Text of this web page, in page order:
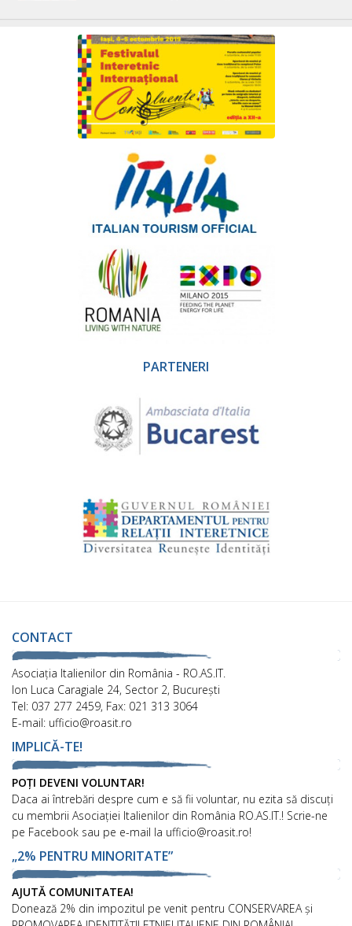
PARTENERI
CONTACT
Asociaţia Italienilor din România - RO.AS.IT.
Ion Luca Caragiale 24, Sector 2, București
Tel: 037 277 2459, Fax: 021 313 3064
E-mail: ufficio@roasit.ro
IMPLICĂ-TE!
POȚI DEVENI VOLUNTAR!
Daca ai întrebări despre cum e să fii voluntar, nu ezita să discuți
cu membrii Asociației Italienilor din România RO.AS.IT.! Scrie-ne
pe Facebook sau pe e-mail la ufficio@roasit.ro!
„2% PENTRU MINORITATE”
AJUTĂ COMUNITATEA!
Donează 2% din impozitul pe venit pentru CONSERVAREA și